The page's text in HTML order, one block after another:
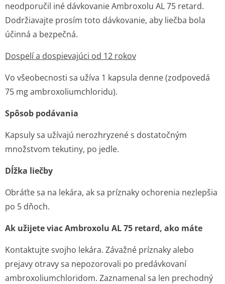
neodporučil iné dávkovanie Ambroxolu AL 75 retard.
Dodržiavajte prosím toto dávkovanie, aby liečba bola
účinná a bezpečná.
Dospelí a dospievajúci od 12 rokov
Vo všeobecnosti sa užíva 1 kapsula denne (zodpovedá
75 mg ambroxoliumchlo­ridu).
Spôsob podávania
Kapsuly sa užívajú nerozhryzené s dostatočným
množstvom tekutiny, po jedle.
Dĺžka liečby
Obráťte sa na lekára, ak sa príznaky ochorenia nezlepšia
po 5 dňoch.
Ak užijete viac Ambroxolu AL 75 retard, ako máte
Kontaktujte svojho lekára. Závažné príznaky alebo
prejavy otravy sa nepozorovali po predávkovaní
ambroxoliumchlo­ridom. Zaznamenal sa len prechodný